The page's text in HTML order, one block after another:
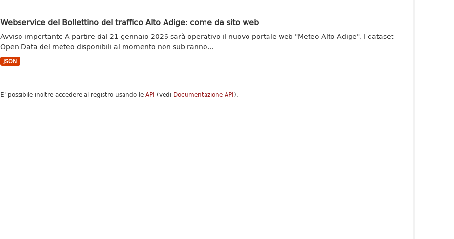
Webservice del Bollettino del traffico Alto Adige: come da sito web
Avviso importante A partire dal 21 gennaio 2026 sarà operativo il nuovo portale web "Meteo Alto Adige". I dataset
Open Data del meteo disponibili al momento non subiranno...
JSON
E' possibile inoltre accedere al registro usando le API (vedi Documentazione API).